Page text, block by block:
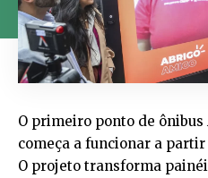
O primeiro ponto de
começa a funcionar a
O projeto transforma